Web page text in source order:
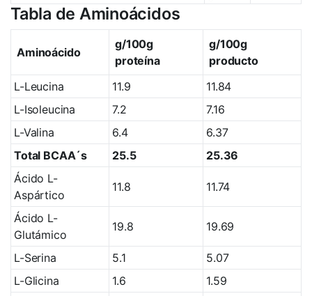
Tabla de Aminoácidos
Aminoácido
g/100g
proteína
g/100g
producto
L-Leucina
11.9
11.84
L-Isoleucina
7.2
7.16
L-Valina
6.4
6.37
Total BCAA´s
25.5
25.36
Ácido L-
Aspártico
11.8 11.74
Ácido L-
Glutámico
19.8 19.69
L-Serina 5.1
5.07
L-Glicina
1.6
1.59